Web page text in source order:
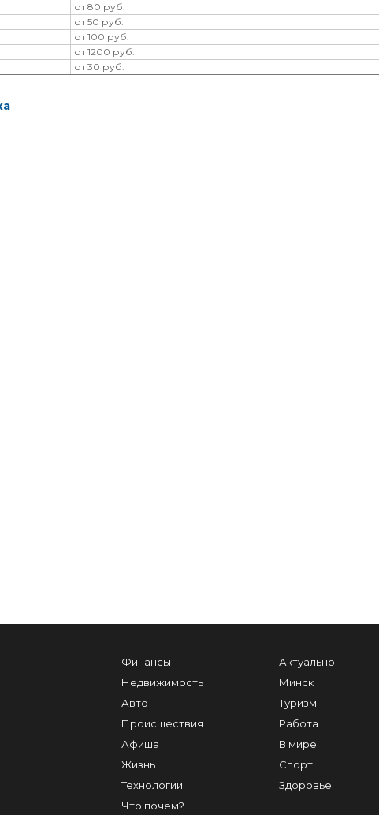
от 80 руб.
от 50 руб.
от 100 руб.
от 1200 руб.
от 30 руб.
Финансы
Недвижимость
Авто
Происшествия
Афиша
Жизнь
Технологии
Что почем?
Актуально
Минск
Туризм
Работа
В мире
Спорт
Здоровье